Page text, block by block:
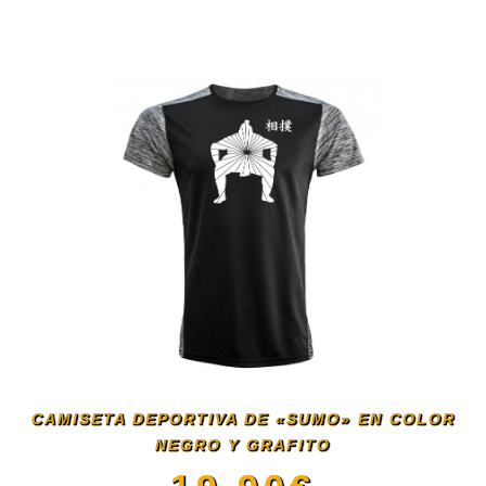
tiene
múltiples
variantes.
Las
opciones
se
CAMISETA DEPORTIVA DE «SUMO» EN COLOR
NEGRO Y GRAFITO